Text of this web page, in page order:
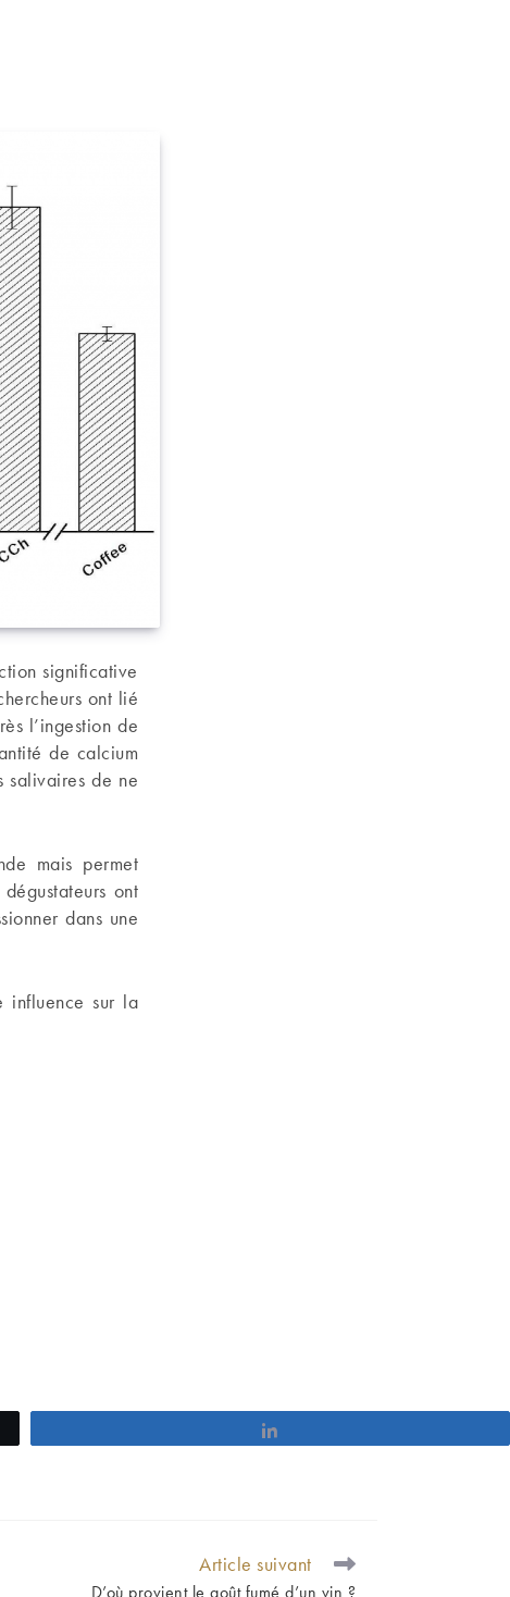
significative
ont lié
l’ingestion de
de calcium
salivaires de ne
mais permet
ont
dans une
influence sur la
Article suivant
D’où provient le goût fumé d’un vin ?